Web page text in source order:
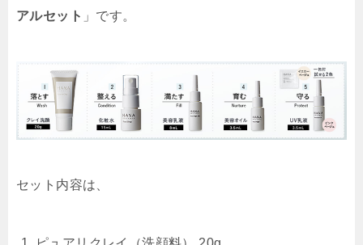
アルセット 」です。
セット内容は、